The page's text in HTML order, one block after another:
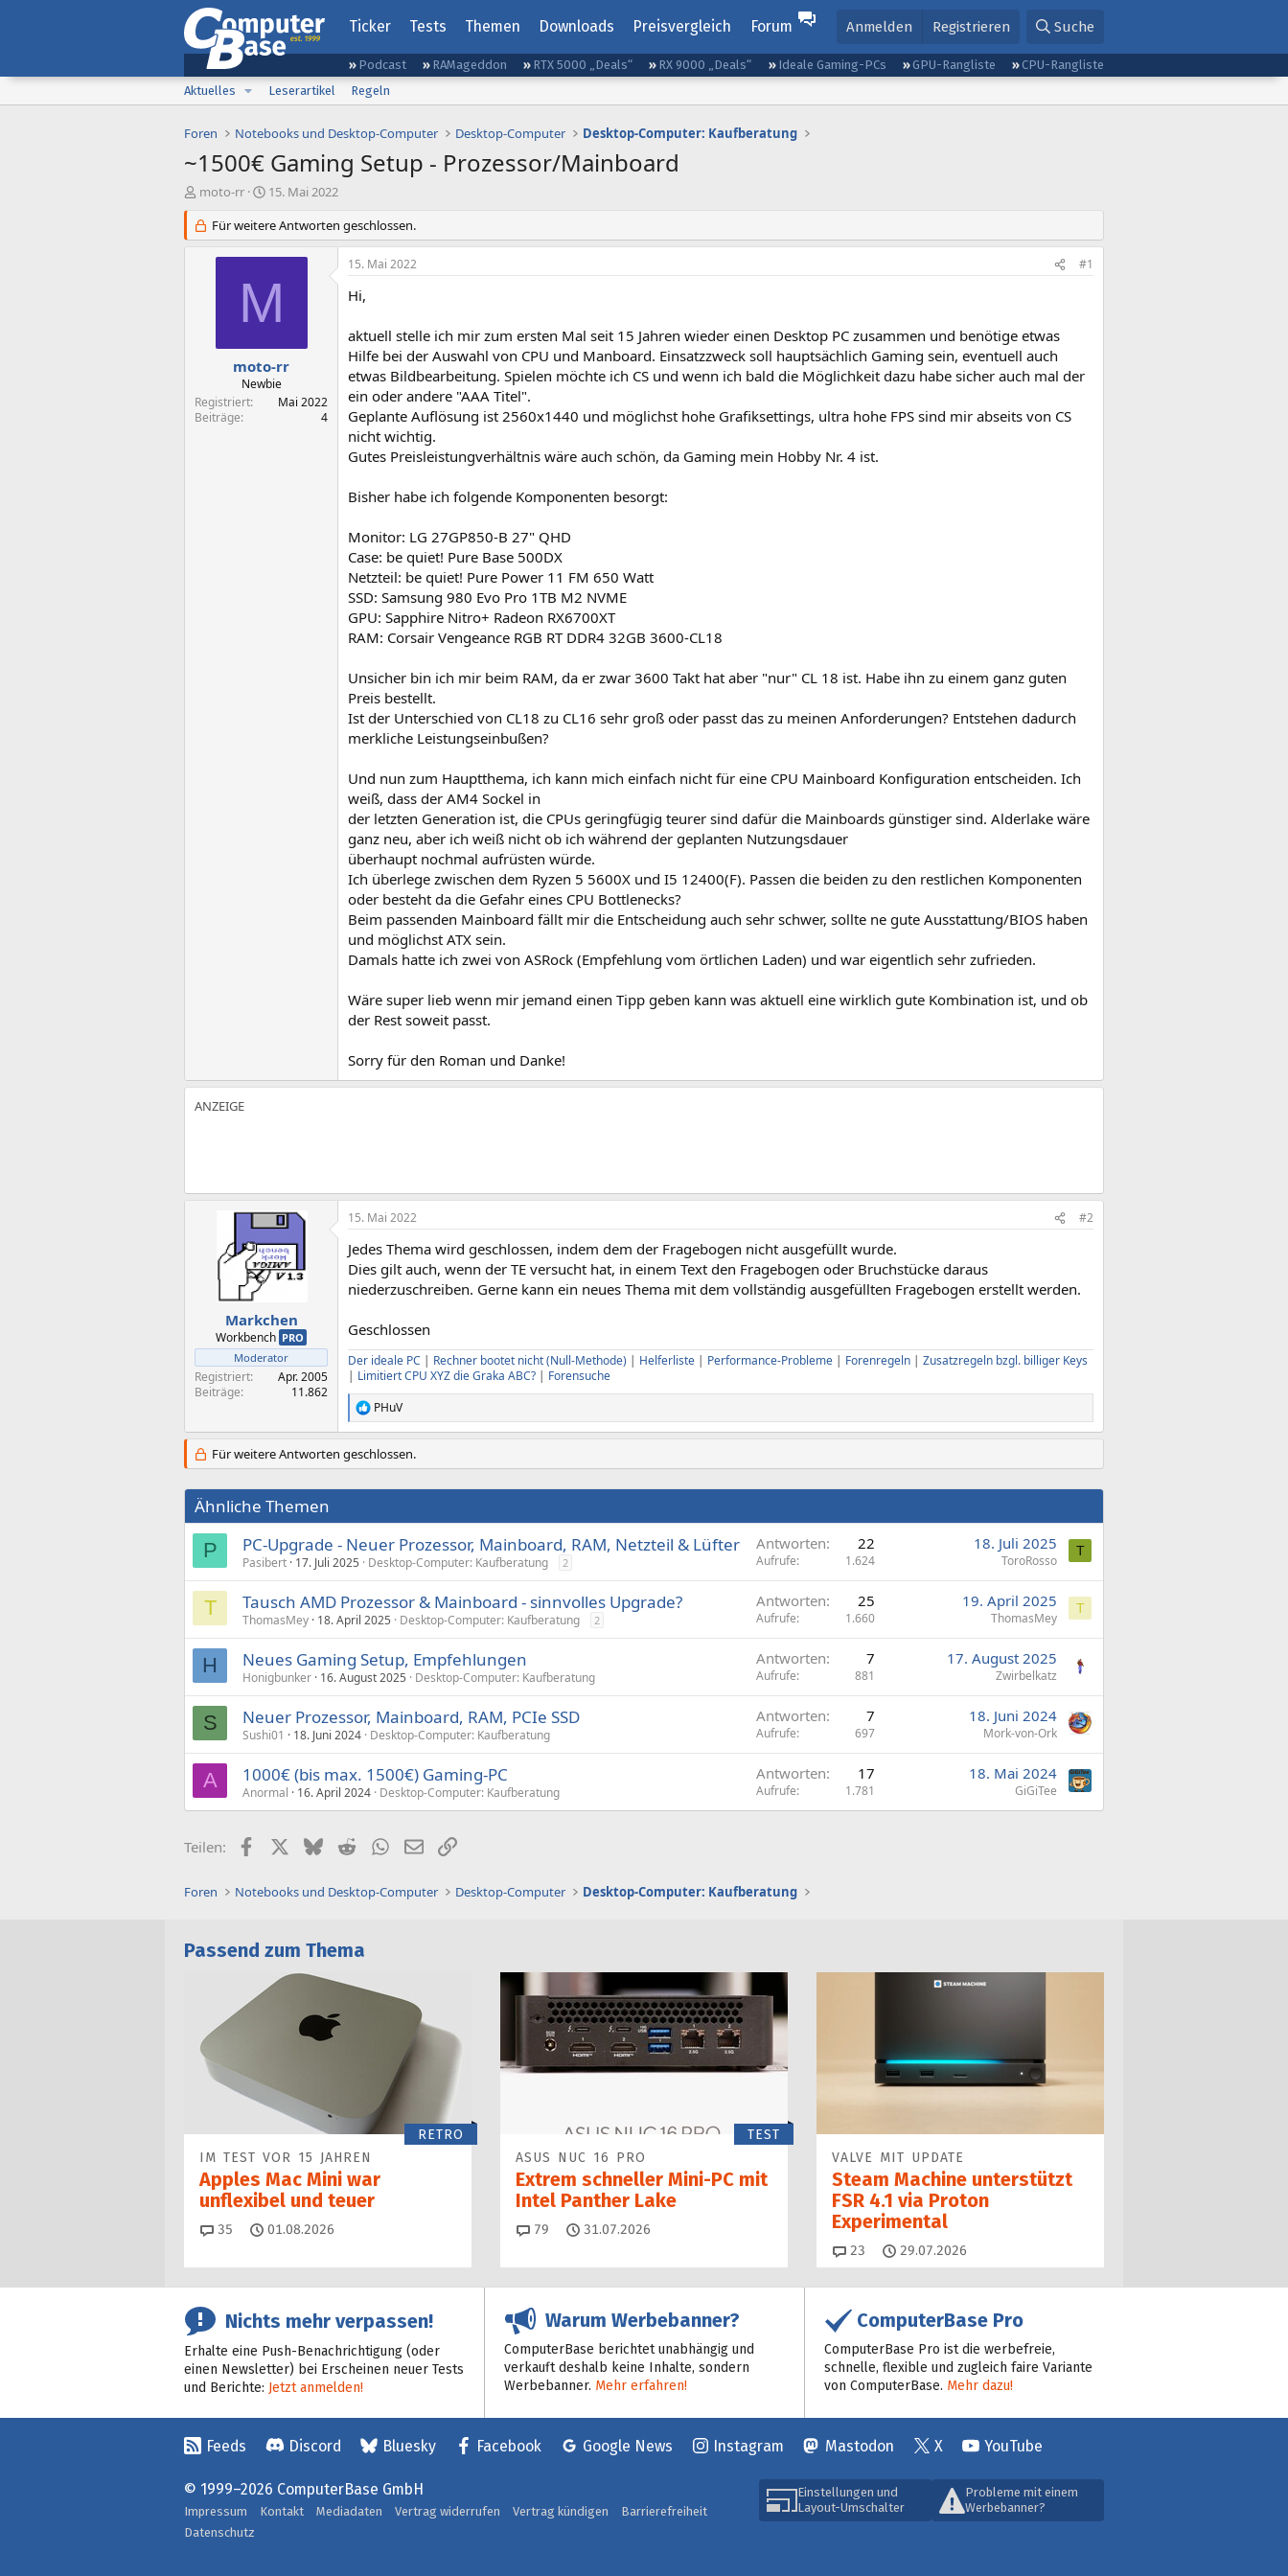
Ticker Tests Themen Downloads Preisvergleich Forum Anmelden Registrieren Suche
Podcast RAMageddon RTX 5000 „Deals“ RX 9000 „Deals“ Ideale Gaming-PCs GPU-Rangliste
CPU-Rangliste
Aktuelles
Leserartikel Regeln
Foren Notebooks und Desktop-Computer Desktop-Computer Desktop-Computer: Kaufberatung
~1500€ Gaming Setup - Prozessor/Mainboard
E
s
t
moto-rr
E
s
t
e
l
t
m
15. Mai 2022
Für weitere Antworten geschlossen.
M
moto-rr
Newbie
Registriert
Mai 2022
Beiträge
4
15. Mai 2022 #1
Hi,
aktuell stelle ich mir zum ersten Mal seit 15 Jahren wieder einen Desktop PC zusammen und benötige etwas
Hilfe bei der Auswahl von CPU und Manboard. Einsatzzweck soll hauptsächlich Gaming sein, eventuell auch
etwas Bildbearbeitung. Spielen möchte ich CS und wenn ich bald die Möglichkeit dazu habe sicher auch mal der
ein oder andere "AAA Titel".
Geplante Auflösung ist 2560x1440 und möglichst hohe Grafiksettings, ultra hohe FPS sind mir abseits von CS
nicht wichtig.
Gutes Preisleistungverhältnis wäre auch schön, da Gaming mein Hobby Nr. 4 ist.
Bisher habe ich folgende Komponenten besorgt:
Monitor: LG 27GP850-B 27" QHD
Case: be quiet! Pure Base 500DX
Netzteil: be quiet! Pure Power 11 FM 650 Watt
SSD: Samsung 980 Evo Pro 1TB M2 NVME
GPU: Sapphire Nitro+ Radeon RX6700XT
RAM: Corsair Vengeance RGB RT DDR4 32GB 3600-CL18
Unsicher bin ich mir beim RAM, da er zwar 3600 Takt hat aber "nur" CL 18 ist. Habe ihn zu einem ganz guten
Preis bestellt.
Ist der Unterschied von CL18 zu CL16 sehr groß oder passt das zu meinen Anforderungen? Entstehen dadurch
merkliche Leistungseinbußen?
Und nun zum Hauptthema, ich kann mich einfach nicht für eine CPU Mainboard Konfiguration entscheiden. Ich
weiß, dass der AM4 Sockel in
der letzten Generation ist, die CPUs geringfügig teurer sind dafür die Mainboards günstiger sind. Alderlake wäre
ganz neu, aber ich weiß nicht ob ich während der geplanten Nutzungsdauer
überhaupt nochmal aufrüsten würde.
Ich überlege zwischen dem Ryzen 5 5600X und I5 12400(F). Passen die beiden zu den restlichen Komponenten
oder besteht da die Gefahr eines CPU Bottlenecks?
Beim passenden Mainboard fällt mir die Entscheidung auch sehr schwer, sollte ne gute Ausstattung/BIOS haben
und möglichst ATX sein.
Damals hatte ich zwei von ASRock (Empfehlung vom örtlichen Laden) und war eigentlich sehr zufrieden.
Wäre super lieb wenn mir jemand einen Tipp geben kann was aktuell eine wirklich gute Kombination ist, und ob
der Rest soweit passt.
Sorry für den Roman und Danke!
Markchen
Workbench PRO
Moderator
Registriert
Apr. 2005
Beiträge
11.862
15. Mai 2022 #2
Jedes Thema wird geschlossen, indem dem der Fragebogen nicht ausgefüllt wurde.
Dies gilt auch, wenn der TE versucht hat, in einem Text den Fragebogen oder Bruchstücke daraus
niederzuschreiben. Gerne kann ein neues Thema mit dem vollständig ausgefüllten Fragebogen erstellt werden.
Geschlossen
Der ideale PC | Rechner bootet nicht (Null-Methode) | Helferliste | Performance-Probleme | Forenregeln | Zusatzregeln bzgl. billiger Keys
| Limitiert CPU XYZ die Graka ABC? | Forensuche
R
e
k
i
n
e
n
:
PHuV
Für weitere Antworten geschlossen.
Ähnliche Themen
P PC-Upgrade - Neuer Prozessor, Mainboard, RAM, Netzteil & Lüfter
Pasibert 17. Juli 2025 Desktop-Computer: Kaufberatung 2
Antworten 22
Aufrufe 1.624
18. Juli 2025
ToroRosso
T
T Tausch AMD Prozessor & Mainboard - sinnvolles Upgrade?
ThomasMey 18. April 2025 Desktop-Computer: Kaufberatung 2
Antworten 25
Aufrufe 1.660
19. April 2025
ThomasMey
T
H Neues Gaming Setup, Empfehlungen
Honigbunker 16. August 2025 Desktop-Computer: Kaufberatung
Antworten 7
Aufrufe 881
17. August 2025
Zwirbelkatz
S Neuer Prozessor, Mainboard, RAM, PCIe SSD
Sushi01 18. Juni 2024 Desktop-Computer: Kaufberatung
Antworten 7
Aufrufe 697
18. Juni 2024
Mork-von-Ork
A 1000€ (bis max. 1500€) Gaming-PC
Anormal 16. April 2024 Desktop-Computer: Kaufberatung
Antworten 17
Aufrufe 1.781
18. Mai 2024
GiGiTee
Teilen: FacebookX (Twitter)
BlueskyRedditWhatsApp
E-MailLink
Foren Notebooks und Desktop-Computer Desktop-Computer Desktop-Computer: Kaufberatung
Passend zum Thema
RETRO
IM TEST VOR 15 JAHREN
Apples Mac Mini war
unflexibel und teuer
35 Kommentare
01.08.2026
TEST
ASUS NUC 16 PRO
Extrem schneller Mini-PC mit
Intel Panther Lake
79 Kommentare
31.07.2026
VALVE MIT UPDATE
Steam Machine unterstützt
FSR 4.1 via Proton
Experimental
23 Kommentare
29.07.2026
Nichts mehr verpassen!
Erhalte eine Push-Benachrichtigung (oder
einen Newsletter) bei Erscheinen neuer Tests
und Berichte: Jetzt anmelden!
Warum Werbebanner?
ComputerBase berichtet unabhängig und
verkauft deshalb keine Inhalte, sondern
Werbebanner. Mehr erfahren!
ComputerBase Pro
ComputerBase Pro ist die werbefreie,
schnelle, flexible und zugleich faire Variante
von ComputerBase. Mehr dazu!
Feeds Discord Bluesky Facebook Google News Instagram Mastodon X YouTube
Einstellungen und
Layout-Umschalter
Probleme mit einem
Werbebanner?
© 1999–2026 ComputerBase GmbH
Impressum Kontakt Mediadaten Vertrag widerrufen Vertrag kündigen
Barrierefreiheit
Datenschutz